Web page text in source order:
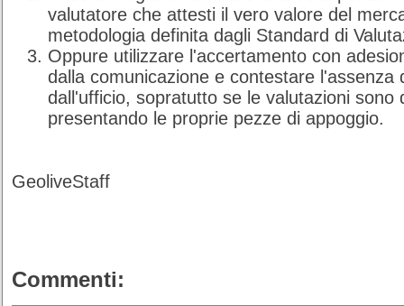
valutatore che attesti il vero valore del
metodologia definita dagli Standard di
Oppure utilizzare l'accertamento con
dalla comunicazione e contestare l'assenza
dall'ufficio, sopratutto se le valutazioni sono
presentando le proprie pezze di appoggio.
GeoliveStaff
Commenti: